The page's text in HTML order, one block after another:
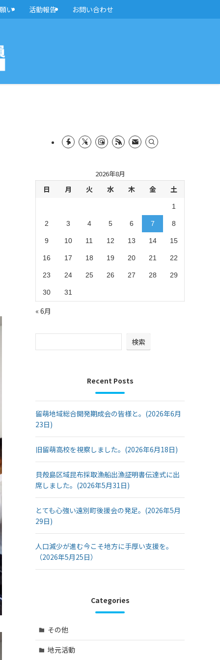
い 活動報告 お問い合わせ
2026年8月
日 月 火 水 木 金 土
1
2 3 4 5 6 7 8
9 10 11 12 13 14 15
16 17 18 19 20 21 22
23 24 25 26 27 28 29
30 31
« 6月
検索
Recent Posts
留萌地域総合開発期成会の皆様と。(2026年6月
23日)
旧留萌高校を視察しました。(2026年6月18日)
貝殻島区域昆布採取漁船出漁証明書伝達式に出
席しました。(2026年5月31日)
とても心強い遠別町後援会の発足。(2026年5月
29日)
人口減少が進む今こそ地方に手厚い支援を。
（2026年5月25日）
Categories
その他
地元活動